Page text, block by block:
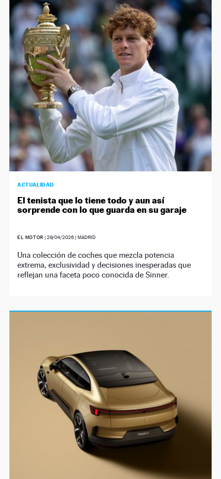
ACTUALIDAD
El tenista que lo tiene todo y aun así
sorprende con lo que guarda en su garaje
EL MOTOR | 29/04/2026| MADRID
Una colección de coches que mezcla potencia
extrema, exclusividad y decisiones inesperadas que
reflejan una faceta poco conocida de Sinner.